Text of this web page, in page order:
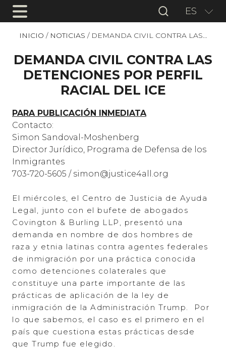
ES
INICIO / NOTICIAS / DEMANDA CIVIL CONTRA LAS…
DEMANDA CIVIL CONTRA LAS
DETENCIONES POR PERFIL
RACIAL DEL ICE
PARA PUBLICACIÓN INMEDIATA
Contacto:
Simon Sandoval-Moshenberg
Director Jurídico, Programa de Defensa de los
Inmigrantes
703-720-5605 / simon@justice4all.org
El miércoles, el Centro de Justicia de Ayuda
Legal, junto con el bufete de abogados
Covington & Burling LLP, presentó una
demanda en nombre de dos hombres de
raza y etnia latinas contra agentes federales
de inmigración por una práctica conocida
como detenciones colaterales que
constituye una parte importante de las
prácticas de aplicación de la ley de
inmigración de la Administración Trump. Por
lo que sabemos, el caso es el primero en el
país que cuestiona estas prácticas desde
que Trump fue elegido.